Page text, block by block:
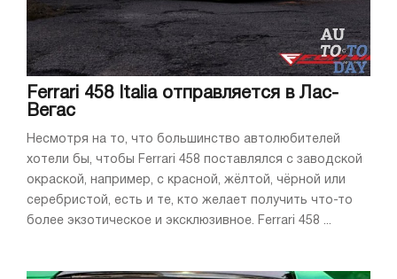
Ferrari 458 Italia отправляется в Лас-
Вегас
Несмотря на то, что большинство автолюбителей
хотели бы, чтобы Ferrari 458 поставлялся с заводской
окраской, например, с красной, жёлтой, чёрной или
серебристой, есть и те, кто желает получить что-то
более экзотическое и эксклюзивное. Ferrari 458 ...